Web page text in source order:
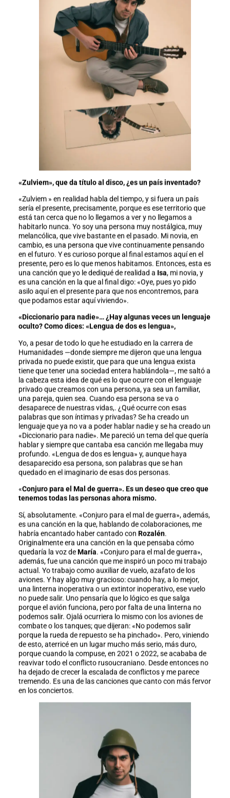
«Zulviem», que da título al disco, ¿es un país inventado?
«Zulviem » en realidad habla del tiempo, y si fuera un país
sería el presente, precisamente, porque es ese territorio que
está tan cerca que no lo llegamos a ver y no llegamos a
habitarlo nunca. Yo soy una persona muy nostálgica, muy
melancólica, que vive bastante en el pasado. Mi novia, en
cambio, es una persona que vive continuamente pensando
en el futuro. Y es curioso porque al final estamos aquí en el
presente, pero es lo que menos habitamos. Entonces, esta es
una canción que yo le dediqué de realidad a Isa, mi novia, y
es una canción en la que al final digo: «Oye, pues yo pido
asilo aquí en el presente para que nos encontremos, para
que podamos estar aquí viviendo».
«Diccionario para nadie»… ¿Hay algunas veces un lenguaje
oculto? Como dices: «Lengua de dos es lengua»,
Yo, a pesar de todo lo que he estudiado en la carrera de
Humanidades —donde siempre me dijeron que una lengua
privada no puede existir, que para que una lengua exista
tiene que tener una sociedad entera hablándola—, me saltó a
la cabeza esta idea de qué es lo que ocurre con el lenguaje
privado que creamos con una persona, ya sea un familiar,
una pareja, quien sea. Cuando esa persona se va o
desaparece de nuestras vidas,. ¿Qué ocurre con esas
palabras que son íntimas y privadas? Se ha creado un
lenguaje que ya no va a poder hablar nadie y se ha creado un
«Diccionario para nadie». Me pareció un tema del que quería
hablar y siempre que cantaba esa canción me llegaba muy
profundo. «Lengua de dos es lengua» y, aunque haya
desaparecido esa persona, son palabras que se han
quedado en el imaginario de esas dos personas.
«Conjuro para el Mal de guerra». Es un deseo que creo que
tenemos todas las personas ahora mismo.
Sí, absolutamente. «Conjuro para el mal de guerra», además,
es una canción en la que, hablando de colaboraciones, me
habría encantado haber cantado con Rozalén.
Originalmente era una canción en la que pensaba cómo
quedaría la voz deMaría. «Conjuro para el mal de guerra»,
además, fue una canción que me inspiró un poco mi trabajo
actual. Yo trabajo como auxiliar de vuelo, azafato de los
aviones. Y hay algo muy gracioso: cuando hay, a lo mejor,
una linterna inoperativa o un extintor inoperativo, ese vuelo
no puede salir. Uno pensaría que lo lógico es que salga
porque el avión funciona, pero por falta de una linterna no
podemos salir. Ojalá ocurriera lo mismo con los aviones de
combate o los tanques; que dijeran: «No podemos salir
porque la rueda de repuesto se ha pinchado». Pero, viniendo
de esto, aterricé en un lugar mucho más serio, más duro,
porque cuando la compuse, en 2021 o 2022, se acababa de
reavivar todo el conflicto rusoucraniano. Desde entonces no
ha dejado de crecer la escalada de conflictos y me parece
tremendo. Es una de las canciones que canto con más fervor
en los conciertos.